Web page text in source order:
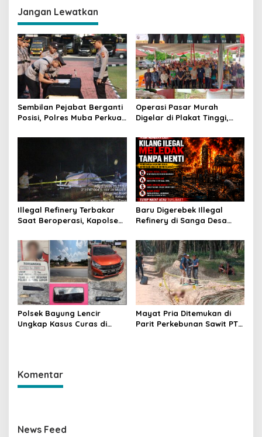
g
a
s
i
p
o
s
Jangan Lewatkan
Sembilan Pejabat Berganti
Posisi, Polres Muba Perkuat
Presisi
Operasi Pasar Murah
Digelar di Plakat Tinggi,
Subsidi untuk Ringankan
Beban Warga
Illegal Refinery Terbakar
Saat Beroperasi, Kapolsek
Penindakan dan
Pencegahan Terus
Dilakukan
Baru Digerebek Illegal
Refinery di Sanga Desa
Hukum Dipertanyakan
Polsek Bayung Lencir
Ungkap Kasus Curas di
Mayat Pria Ditemukan di
Parit Perkebunan Sawit PT
Komentar
News Feed